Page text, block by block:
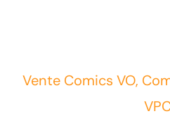
Vente Comics VO,